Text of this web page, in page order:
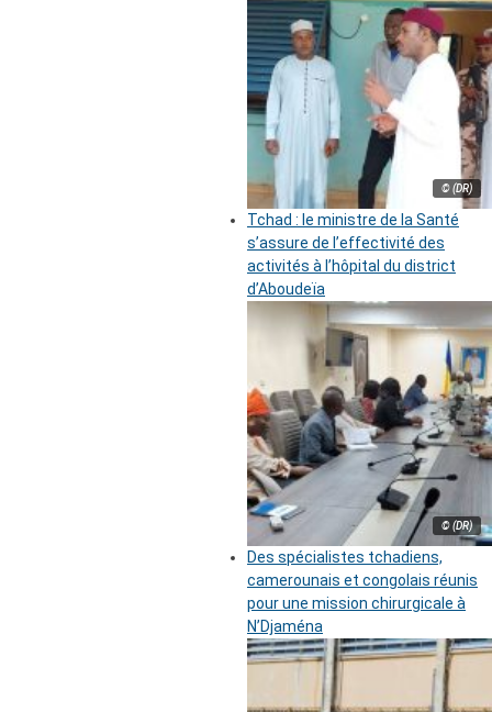
© (DR)
Tchad : le ministre de la Santé
s’assure de l’effectivité des
activités à l’hôpital du district
d’Aboudeïa
© (DR)
Des spécialistes tchadiens,
camerounais et congolais réunis
pour une mission chirurgicale à
N’Djaména